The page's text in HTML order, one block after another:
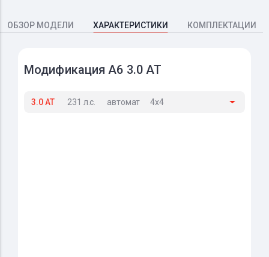
ОБЗОР МОДЕЛИ ХАРАКТЕРИСТИКИ КОМПЛЕКТАЦИИ
Модификация A6 3.0 AT
3.0 AT 231 л.с. автомат 4x4